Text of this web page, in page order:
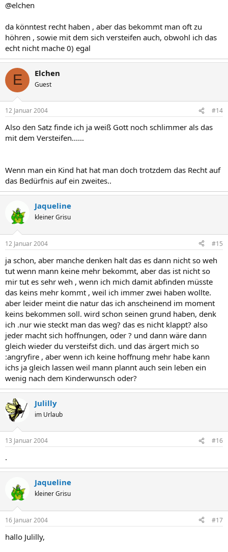
@elchen
da könntest recht haben , aber das bekommt man oft zu
höhren , sowie mit dem sich versteifen auch, obwohl ich das
echt nicht mache 0) egal
E Elchen
Guest
12 Januar 2004 #14
Also den Satz finde ich ja weiß Gott noch schlimmer als das
mit dem Versteifen......
Wenn man ein Kind hat hat man doch trotzdem das Recht auf
das Bedürfnis auf ein zweites..
Jaqueline
kleiner Grisu
12 Januar 2004 #15
ja schon, aber manche denken halt das es dann nicht so weh
tut wenn mann keine mehr bekommt, aber das ist nicht so
mir tut es sehr weh , wenn ich mich damit abfinden müsste
das keins mehr kommt , weil ich immer zwei haben wollte.
aber leider meint die natur das ich anscheinend im moment
keins bekommen soll. wird schon seinen grund haben, denk
ich .nur wie steckt man das weg? das es nicht klappt? also
jeder macht sich hoffnungen, oder ? und dann wäre dann
gleich wieder du versteifst dich. und das ärgert mich so
:angryfire , aber wenn ich keine hoffnung mehr habe kann
ichs ja gleich lassen weil mann plannt auch sein leben ein
wenig nach dem Kinderwunsch oder?
Julilly
im Urlaub
13 Januar 2004 #16
.
Jaqueline
kleiner Grisu
16 Januar 2004 #17
hallo Julilly,